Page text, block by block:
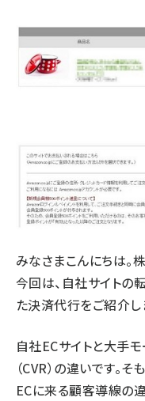
みなさまこんにちは。
今回は、自社サイトの
た決済代行をご紹介し
自社ECサイトと大手
（CVR）の違いです。
ECに来る顧客導線の